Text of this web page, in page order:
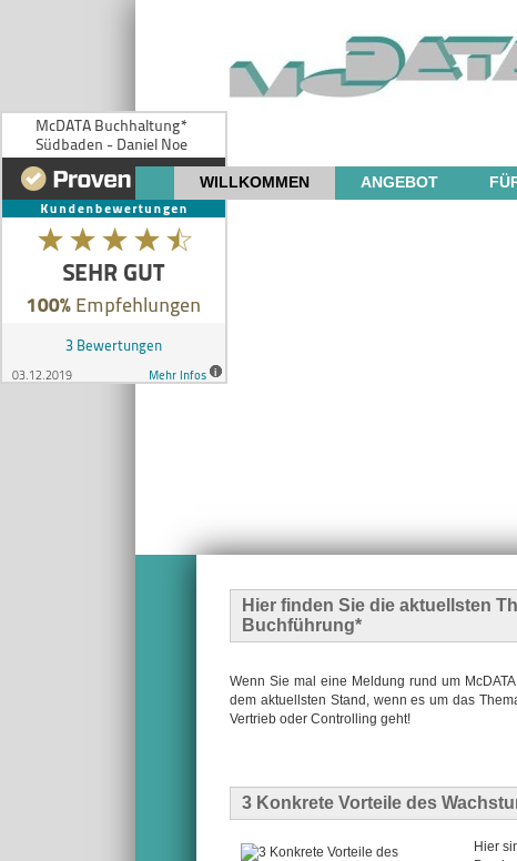
WILLKOMMEN ANGEBOT
Hier finden Sie die aktuellsten
Buchführung*
Wenn Sie mal eine Meldung rund um
dem aktuellsten Stand, wenn es um das
Vertrieb oder Controlling geht!
3 Konkrete Vorteile des
Hier